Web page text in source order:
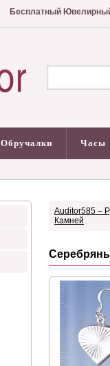
Бесплатный
Обручалки Часы
Auditor585 –
Камней